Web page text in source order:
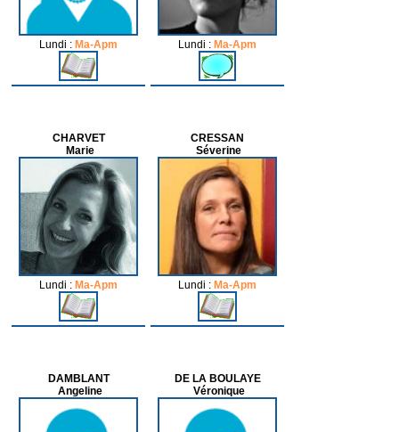
Lundi : Ma-Apm Lundi : Ma-Apm
CHARVET
Marie
Lundi : Ma-Apm
CRESSAN
Séverine
Lundi : Ma-Apm
DAMBLANT
Angeline
DE LA BOULAYE
Véronique